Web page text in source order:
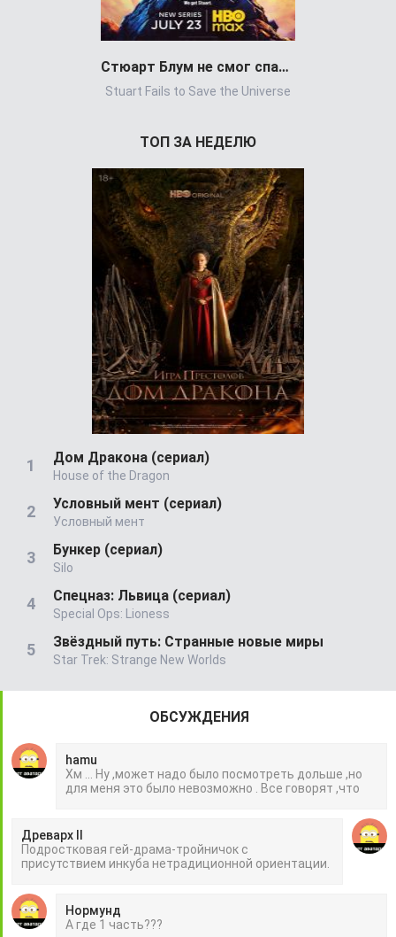
Стюарт Блум не смог спасти вселенную
Stuart Fails to Save the Universe
ТОП ЗА НЕДЕЛЮ
Дом Дракона (сериал)
House of the Dragon
Условный мент (сериал)
Условный мент
Бункер (сериал)
Silo
Спецназ: Львица (сериал)
Special Ops: Lioness
Звёздный путь: Странные новые миры
Star Trek: Strange New Worlds
ОБСУЖДЕНИЯ
hamu
Хм ... Ну ,может надо было посмотреть дольше ,но
для меня это было невозможно . Все говорят ,что
Древарх II
Подростковая гей-драма-тройничок с
присутствием инкуба нетрадиционной ориентации.
Нормунд
А где 1 часть???